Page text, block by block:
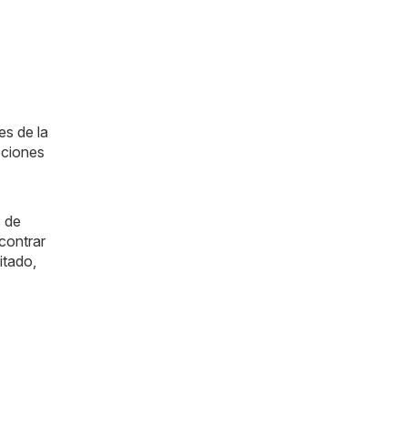
de la
de